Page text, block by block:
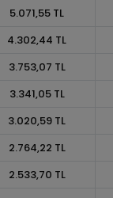
5.071,55 TL
4.302,44 TL
3.753,07 TL
3.341,05 TL
3.020,59 TL
2.764,22 TL
2.533,70 TL